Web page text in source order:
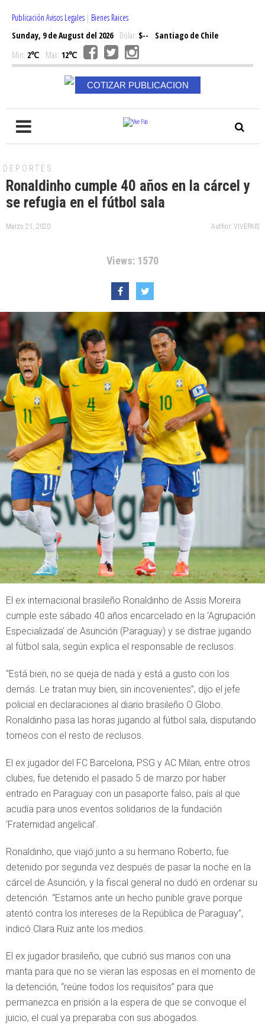
Publicación Avisos Legales | Bienes Raices
Sunday, 9 de August del 2026Dólar: $--
Santiago de Chile
Min: 2℃ Max: 12℃
COTIZAR PUBLICACION
DEPORTES
Ronaldinho cumple 40 años en la cárcel y
se refugia en el fútbol sala
Marzo 21, 2020 Author: VIVEPAIS
Views: 1570
El ex internacional brasileño Ronaldinho de Assis Moreira
cumple este sábado 40 años encarcelado en la ‘Agrupación
Especializada’ de Asunción (Paraguay) y se distrae jugando
al fútbol sala, según explica el responsable de reclusos.
“Está bien, no se queja de nada y está a gusto con los
demás. Le tratan muy bien, sin incovenientes”, dijo el jefe
policial en declaraciones al diario brasileño O Globo.
Ronaldinho pasa las horas jugando al fútbol sala, disputando
torneos con el resto de reclusos.
El ex jugador del FC Barcelona, PSG y AC Milan, entre otros
clubes, fue detenido el pasado 5 de marzo por haber
entrado en Paraguay con un pasaporte falso, país al que
acudía para unos eventos solidarios de la fundación
‘Fraternidad angelical’.
Ronaldinho, que viajó junto a su hermano Roberto, fue
detenido por segunda vez después de pasar la noche en la
cárcel de Asunción, y la fiscal general no dudó en ordenar su
detención. “Estamos ante un hecho punible grave porque
atentó contra los intereses de la República de Paraguay”,
indicó Clara Ruiz ante los medios.
El ex jugador brasileño, que cubrió sus manos con una
manta para que no se vieran las esposas en el momento de
la detención, “reúne todos los requisitos” para que
permanezca en prisión a la espera de que se convoque el
juicio, el cual ya preparaba con sus abogados.